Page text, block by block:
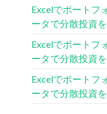
Excelでポートフ
ータで分散投資
Excelでポートフ
ータで分散投資
Excelでポートフ
ータで分散投資